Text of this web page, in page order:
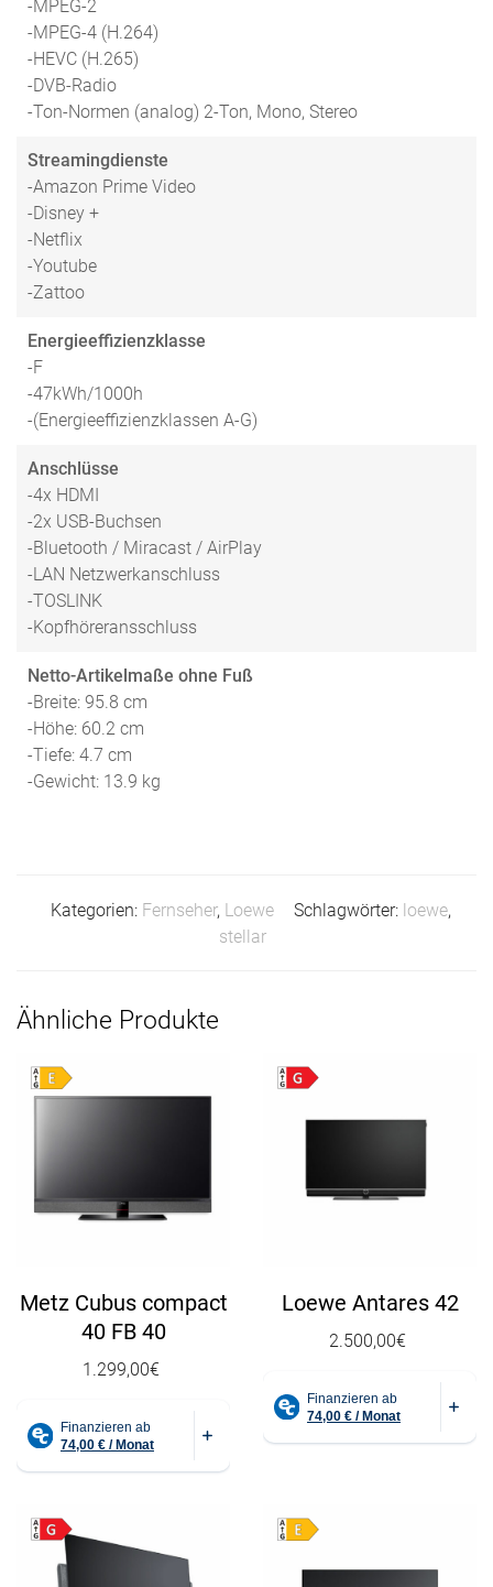
-MPEG-2
-MPEG-4 (H.264)
-HEVC (H.265)
-DVB-Radio
-Ton-Normen (analog) 2-Ton, Mono, Stereo
Streamingdienste
-Amazon Prime Video
-Disney +
-Netflix
-Youtube
-Zattoo
Energieeffizienzklasse
-F
-47kWh/1000h
-(Energieeffizienzklassen A-G)
Anschlüsse
-4x HDMI
-2x USB-Buchsen
-Bluetooth / Miracast / AirPlay
-LAN Netzwerkanschluss
-TOSLINK
-Kopfhöreransschluss
Netto-Artikelmaße ohne Fuß
-Breite: 95.8 cm
-Höhe: 60.2 cm
-Tiefe: 4.7 cm
-Gewicht: 13.9 kg
Kategorien: Fernseher, Loewe Schlagwörter: loewe,
stellar
Ähnliche Produkte
Metz Cubus compact
40 FB 40
1.299,00€
Loewe Antares 42
2.500,00€